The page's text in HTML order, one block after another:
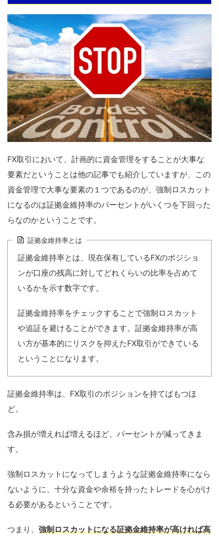
FX取引において、計画的に資金管理をすることが大事な
要素だということは他の記事でも紹介していますが、この
資金管理で大事な要素の１つであるのが、強制ロスカット
になるのは証拠金維持率のパーセントがいくつを下回った
らなのかということです。
証拠金維持率とは
証拠金維持率とは、現在保有しているFXのポジショ
ンが口座の残高に対してどれくらいの比率を占めて
いるかを示す数字です。
証拠金維持率をチェックすることで強制ロスカット
や追証を避けることができます。証拠金維持率が高
い方が基本的にリスクを抑えたFX取引ができている
ということになります。
証拠金維持率は、FX取引のポジションを持てばもつほ
ど。
含み損が増えれば増えるほど、パーセントが減ってきま
す。
強制ロスカットになってしまうような証拠金維持率になら
ないように、十分な資金や余裕を持ったトレードを心がけ
る必要があるということです。
つまり、 強制ロスカットになる証拠金維持率が高ければ高